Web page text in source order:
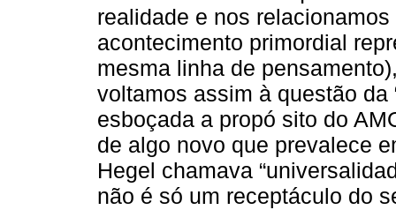
realidade e nos
acontecimento primordial
mesma linha de
voltamos assim à questão da
esboçada a propó sito do
de algo novo que prevalece
Hegel chamava
não é só um receptáculo do